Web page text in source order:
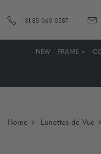
+31 85 060 0587
NEW FRAME
Home Lunettes de Vue